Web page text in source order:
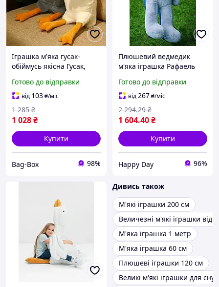
Іграшка м'яка гусак-
обіймусь якісна Гусак,
іграшка 160 см Іграшка
Гусак-обіймусь
Готово до відправки
від 103₴/міс
1 028₴
1 285 ₴
Купити
Bag-Box 98%
Плюшевий ведмедик
м'яка іграшка Рафаель
Готово до відправки
від267₴/міс
1 604.40₴
2 294.29 ₴
Купити
Happy Day 96%
Дивись також
М'які іграшки 200 см
Величезні м'які іграшки від
М'яка іграшка 1 метр
М'яка іграшка 60 см
Плюшеві іграшки 120 см
Великі м'які іграшки для сну